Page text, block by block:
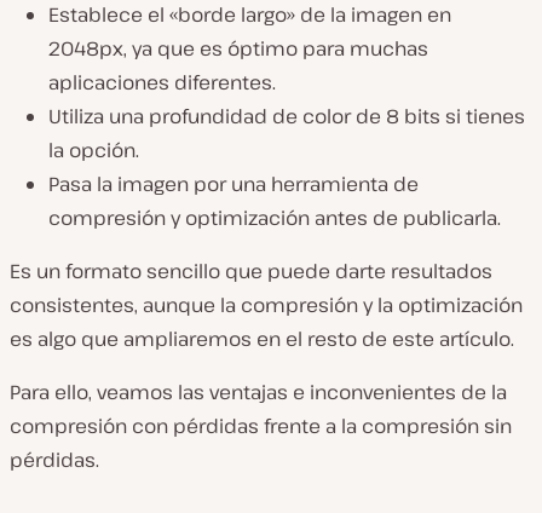
Establece el «borde largo» de la imagen en
2048px, ya que es óptimo para muchas
aplicaciones diferentes.
Utiliza una profundidad de color de 8 bits si tienes
la opción.
Pasa la imagen por una herramienta de
compresión y optimización antes de publicarla.
Es un formato sencillo que puede darte resultados
consistentes, aunque la compresión y la optimización
es algo que ampliaremos en el resto de este artículo.
Para ello, veamos las ventajas e inconvenientes de la
compresión con pérdidas frente a la compresión sin
pérdidas.